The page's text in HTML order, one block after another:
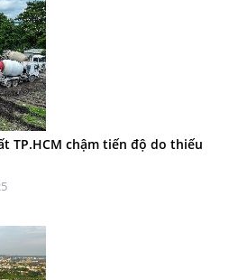
TP.HCM chậm tiến độ do thiếu